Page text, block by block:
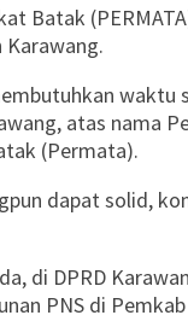
Batak
waktu
atas nama
(Permata).
dapat solid,
di DPRD
PNS di